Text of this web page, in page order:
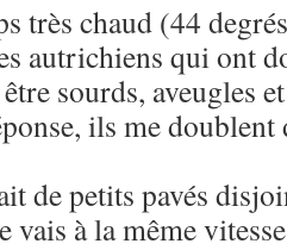
très chaud (44
autrichiens qui ont
sourds, aveugles
ils me doublent
de petits pavés
à la même